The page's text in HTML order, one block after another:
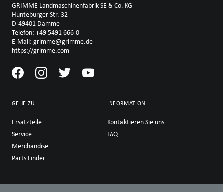
GRIMME Landmaschinenfabrik SE & Co. KG
Hunteburger Str. 32
D-49401 Damme
Telefon: +49 5491 666-0
E-Mail: grimme@grimme.de
https://grimme.com
GEHE ZU
Ersatzteile
Service
Merchandise
Parts Finder
INFORMATION
Kontaktieren Sie uns
FAQ